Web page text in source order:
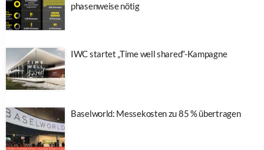
phasenweise nötig
IWC startet „Time well shared“-Kampagne
Baselworld: Messekosten zu 85 % übertragen